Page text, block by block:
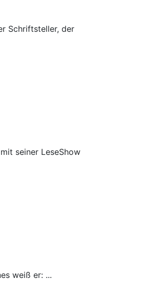
Schriftsteller, der
seiner LeseShow
weiß er: ...